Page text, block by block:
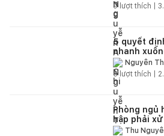
9lượt thích |
5 quyết
nhanh
nămNguyễn
5lượt thích |
Phòng ngủ
hập phải
hơn?
Thu